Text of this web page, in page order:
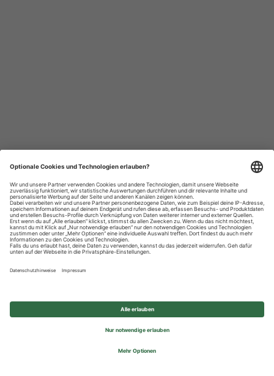
Datenschutzhinweise
Impressum
Privatsphäre-Einstellungen
© 2026 REWE Group - All rights reserved